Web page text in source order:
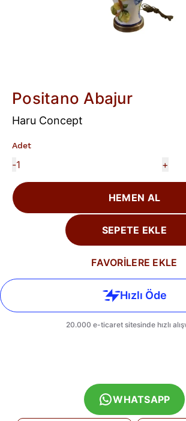
Positano Abajur
Haru Concept
Adet
- +
HEMEN AL
SEPETE EKLE
FAVORİLERE EKLE
WHATSAPP